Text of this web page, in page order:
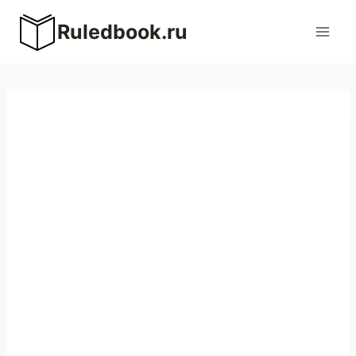
Перейти
содержимому
Ruledbook.ru